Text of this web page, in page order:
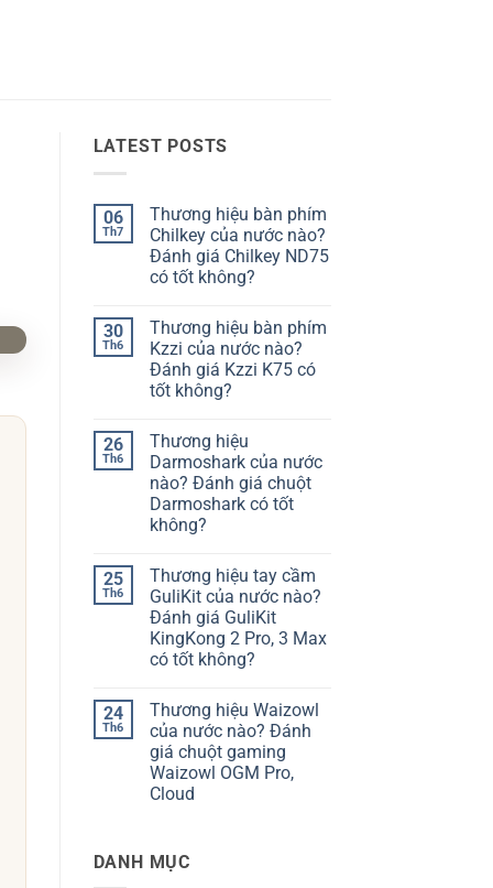
LATEST POSTS
06
Th7
Thương hiệu bàn phím
Chilkey của nước nào?
Đánh giá Chilkey ND75
có tốt không?
bình
luận
ở
Thương
hiệu
bàn
của
nước
nào?
Đánh
giá
Chilkey
ND75
không?
30
Th6
Thương hiệu bàn phím
Kzzi của nước nào?
Đánh giá Kzzi K75 có
tốt không?
bình
luận
ở
Thương
hiệu
bàn
phím
nước
nào?
Đánh
giá
Kzzi
K75
có
tốt
26
Th6
Thương hiệu
Darmoshark của nước
nào? Đánh giá chuột
Darmoshark có tốt
không?
bình
luận
ở
Thương
hiệu
Darmoshark
của
Đánh
giá
chuột
Darmoshark
có
tốt
không?
25
Th6
Thương hiệu tay cầm
GuliKit của nước nào?
Đánh giá GuliKit
KingKong 2 Pro, 3 Max
có tốt không?
bình
luận
ở
Thương
hiệu
tay
cầm
nào?
Đánh
24
Th6
Thương hiệu Waizowl
của nước nào? Đánh
giá chuột gaming
Waizowl OGM Pro,
Cloud
luận
ở
DANH MỤC